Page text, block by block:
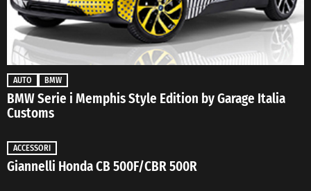
AUTO BMW
BMW Serie i Memphis Style Edition by Garage Italia
Customs
ACCESSORI
Giannelli Honda CB 500F/CBR 500R